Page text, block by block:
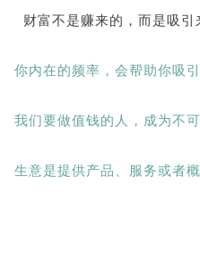
财富不是赚来的，而是吸引
你内在的频率，会帮助你吸
我们要做值钱的人，成为不可
生意是提供产品、服务或者